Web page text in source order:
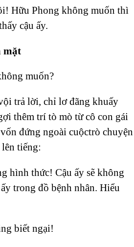
Hữu Phong không muốn thì
cậu ấy.
mặt
muốn?
trả lời, chỉ lơ đãng khuấy
thêm trí tò mò từ cô con gái
đứng ngoài cuộctrò chuyện
tiếng:
hình thức! Cậu ấy sẽ không
trong đồ bệnh nhân. Hiểu
biết ngại!